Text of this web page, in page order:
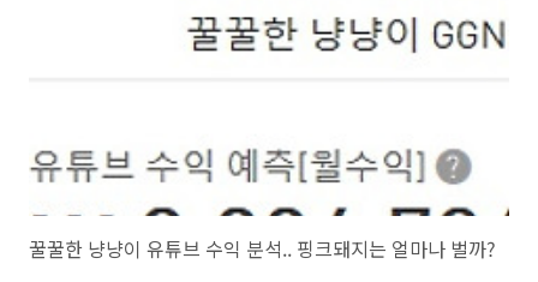
음) 그래도 월2천을 초과하는 것은 연봉 2억을 훌쩍 넘는 것입니다. 자세
한 내용을 살펴보도록 하겠습니다. 구독자는 180만, 평균 조회수는 1..
꿀꿀한 냥냥이 유튜브 수익 분석.. 핑크돼지는 얼마나 벌까?